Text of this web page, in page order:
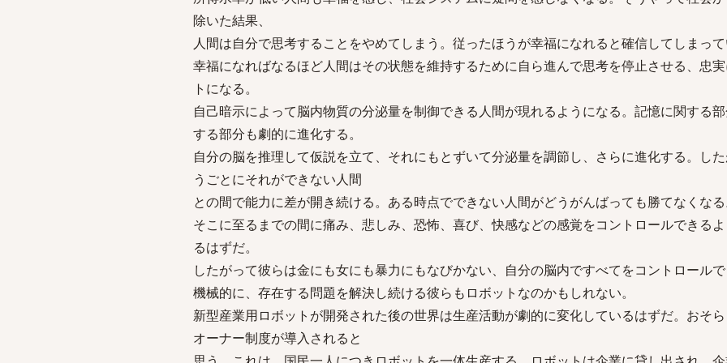
除いた結果、
人間は自分で思考することをやめてしまう。従ったほうが幸福になれると確信してしまっ
幸福になればなるほど人間はその状態を維持するために自ら進んで思考を停止させる、忠
トになる。
自己暗示によって脳内物質の分泌量を制御できる人間が現れるようになる。記憶に関する
する部分も劇的に進化する。
自分の脳を推理して仮説を立て、それにもとずいて分泌量を調節し、さらに進化する。し
うごとにそれができない人間
との間で能力に差が開き続ける。ある時点でできない人間がどうがんばっても勝てなくな
そこに至るまでの間に痛み、悲しみ、恐怖、喜び、快感などの感覚をコントロールできる
るはずだ。
したがって彼らは金にも女にも暴力にもなびかない、自分の脳内ですべてをコントロール
機械的に、存在する問題を解決し続ける彼らもロボットなのかもしれない。
新型産業用ロボットが開発された後の世界は生産活動が劇的に変化しているはずだ。おそ
オーナー制度が導入されると